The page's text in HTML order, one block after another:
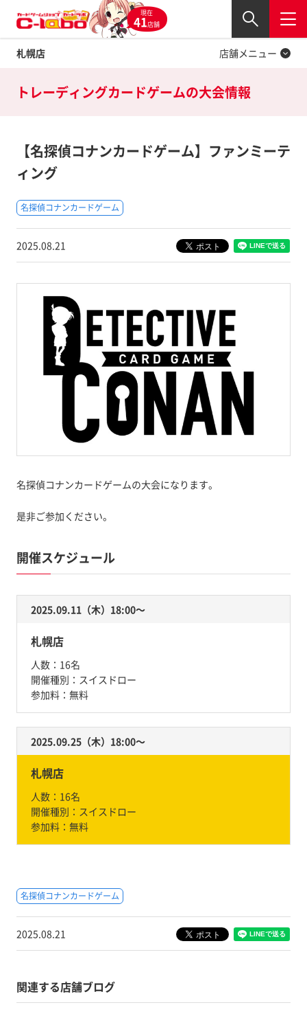
現在
41店舗
札幌店
閉じる
店舗メニュー
Twitter
トレーディングカードゲームの大会情報
【名探偵コナンカードゲーム】ファンミーテ
ィング
名探偵コナンカードゲーム
2025.08.21
名探偵コナンカードゲームの大会になります。
是非ご参加ください。
開催スケジュール
2025.09.11（木）18:00〜
札幌店
人数： 16名
開催種別： スイスドロー
参加料： 無料
2025.09.25（木）18:00〜
札幌店
人数： 16名
開催種別： スイスドロー
参加料： 無料
名探偵コナンカードゲーム
2025.08.21
関連する店舗ブログ